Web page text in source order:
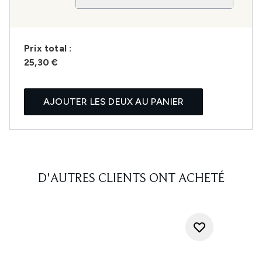
Prix ​​total :
25,30 €
AJOUTER LES DEUX AU PANIER
D'AUTRES CLIENTS ONT ACHETÉ